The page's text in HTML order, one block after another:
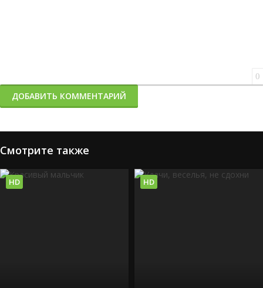
0
ДОБАВИТЬ КОММЕНТАРИЙ
Смотрите также
HD HD